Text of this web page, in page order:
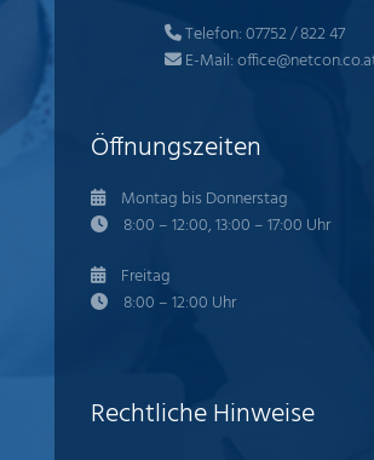
Telefon:07752 / 822 47
E-Mail:
Öffnungszeiten
Montag bis Donnerstag
8:00 – 12:00, 13:00 – 17:00 Uhr
Freitag
8:00 – 12:00 Uhr
Rechtliche Hinweise